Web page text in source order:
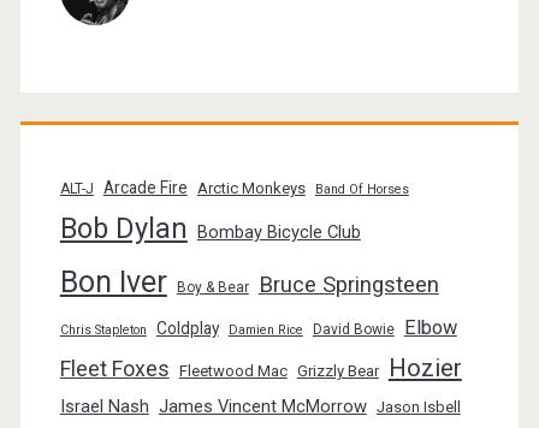
ALT-J Arcade Fire Arctic Monkeys Band Of Horses
Bob Dylan Bombay Bicycle Club
Bon Iver Boy & Bear Bruce Springsteen
Chris Stapleton Coldplay Damien Rice David Bowie Elbow
Fleet Foxes Fleetwood Mac Grizzly Bear Hozier
Israel Nash James Vincent McMorrow Jason Isbell